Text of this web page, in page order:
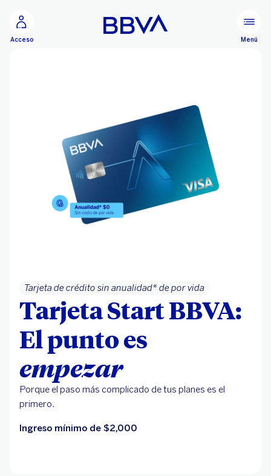
Acceso Menú
Tarjeta de crédito sin anualidad* de por vida
Tarjeta Start BBVA:
El punto es
empezar
Porque el paso más complicado de tus planes es el
primero.
Ingreso mínimo de $2,000